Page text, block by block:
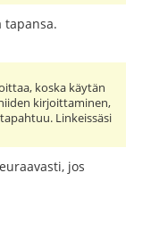
tapansa.
koska käytän
kirjoittaminen,
Linkeissäsi
jos